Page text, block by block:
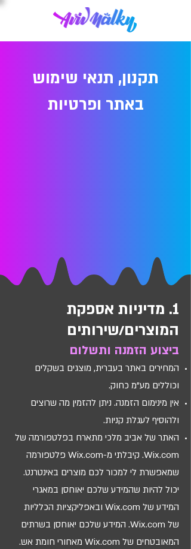
תקנון, תנאי שימוש
באתר ופרטיות
1. מדיניות אספקת
המוצרים/שירותים
ביצוע הזמנה ותשלום
המחירים באתר בעברית, מוצגים בשקלים
וכוללים מע"מ כחוק.
אין מינימום הזמנה. ניתן להזמין מה שרוצים
ולהוסיף לעגלת קניות.
האתר של אביב מלכי מתארח בפלטפורמה של
Wix.com. קיבלתי מ-Wix.com פלטפורמה
שמאפשרת לי למכור לכם מוצרים באינטרנט.
יכול להיות שהמידע שלכם יאוחסן במאגרי
המידע של Wix.com ובאפליקציות הכלליות
של Wix.com. המידע שלכם יאוחסן בשרתים
המאובטחים של Wix.com מאחורי חומת אש.